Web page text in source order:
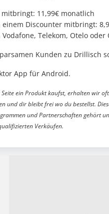
11,99€ monatlich
Discounter mitbringt:
Telekom, Otelo
Kunden zu Drillisch
App für Android.
ein Produkt kaufst, erhalten wir
und dir bleibt frei wo du bestellst.
und Partnerschaften gehört
Verkäufen.